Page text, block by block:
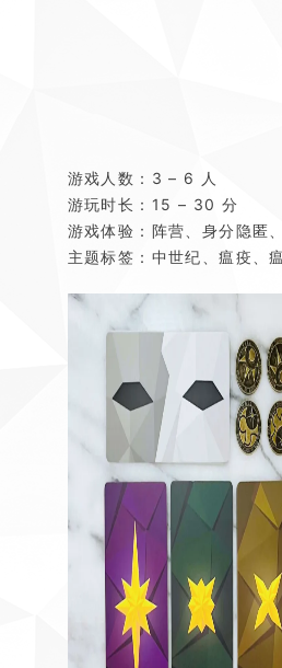
游戏人数：3 – 6 人
游玩时长：15 – 30 分
游戏体验：阵营、身分隐匿
主题标签 ： 中世纪、瘟疫、